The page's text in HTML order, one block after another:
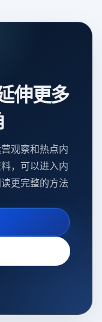
伸更多
观察和热点内
，可以进入内
更完整的方法